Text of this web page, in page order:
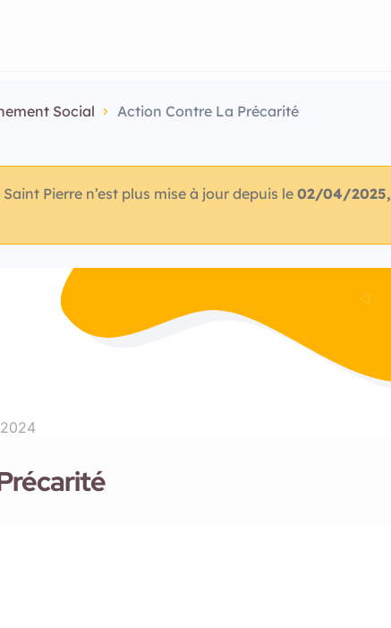
Social Action Contre La Précarité
Saint Pierre n’est plus mise à jour depuis le 02/04/2025,